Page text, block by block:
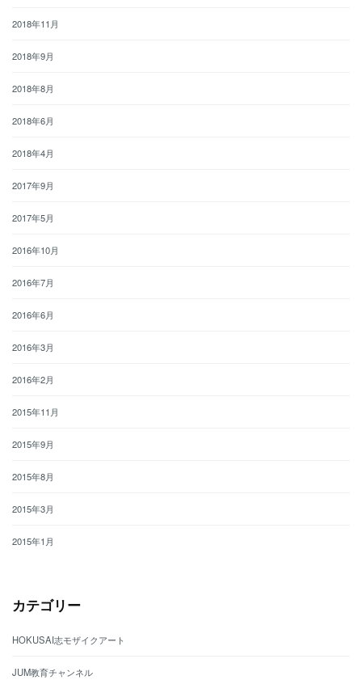
2018年11月
2018年9月
2018年8月
2018年6月
2018年4月
2017年9月
2017年5月
2016年10月
2016年7月
2016年6月
2016年3月
2016年2月
2015年11月
2015年9月
2015年8月
2015年3月
2015年1月
カテゴリー
HOKUSAI志モザイクアート
JUM教育チャンネル